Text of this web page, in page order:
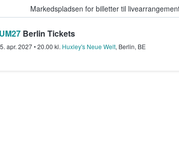
Markedspladsen for billetter til
- Hvor fans køber og sælger
Berlin Tickets
apr. 2027•20.00 kl. Huxley's Neue Welt, Berlin, BE